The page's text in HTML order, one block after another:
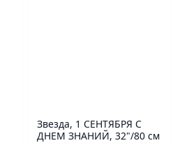
Звезда, 1 СЕНТЯБРЯ С
ДНЕМ ЗНАНИЙ, 32"/80 см